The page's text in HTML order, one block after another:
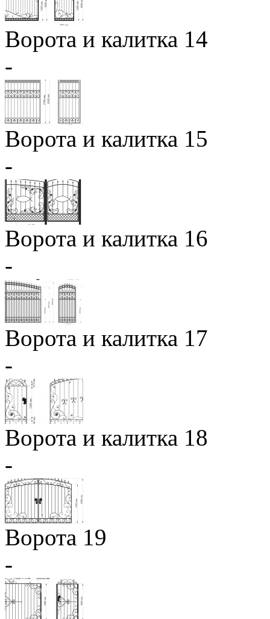
Ворота и калитка 14
-
Ворота и калитка 15
-
Ворота и калитка 16
-
Ворота и калитка 17
-
Ворота и калитка 18
-
Ворота 19
-